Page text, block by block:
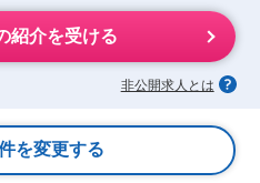
紹介を受ける
非公開求人とは
を変更する